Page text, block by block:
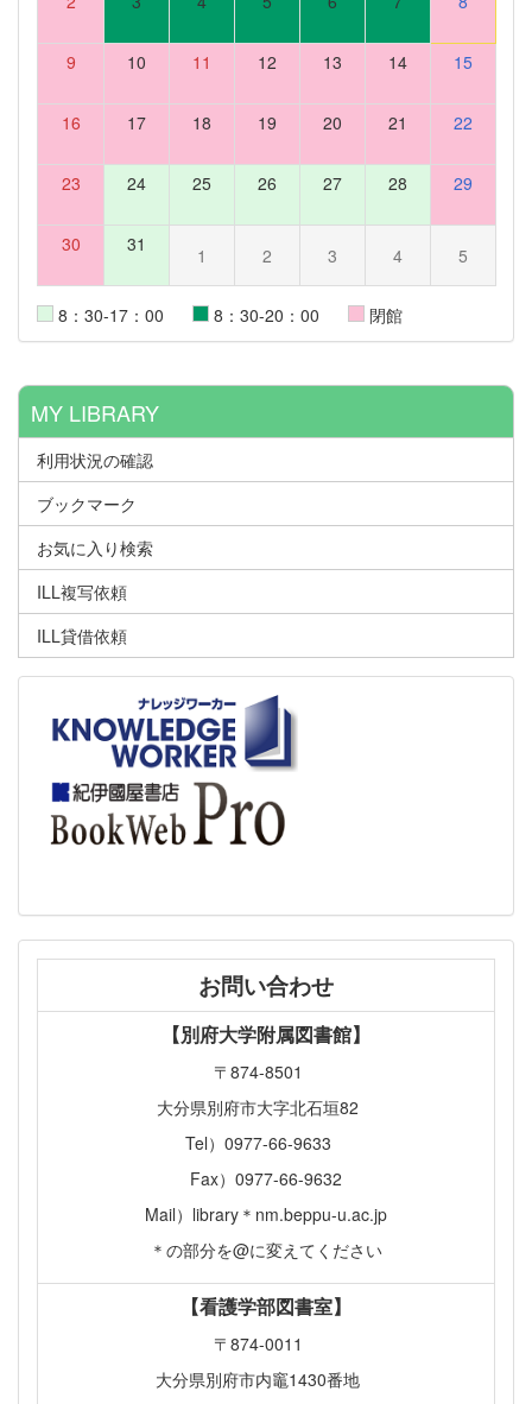
9 10 11 12 13 14 15
16 17 18 19 20 21 22
23 24 25 26 27 28 29
30 31 1 2 3 4 5
8：30-17：00 8：30-20：00 閉館
MY LIBRARY
利用状況の確認
ブックマーク
お気に入り検索
ILL複写依頼
ILL貸借依頼
お問い合わせ
【別府大学附属図書館】
〒874-8501
大分県別府市大字北石垣82
Tel）0977-66-9633
Fax）0977-66-9632
Mail）library＊nm.beppu-u.ac.jp
＊の部分を@に変えてください
【看護学部図書室】
〒874-0011
大分県別府市内竈1430番地